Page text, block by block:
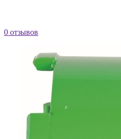
0 отзывов